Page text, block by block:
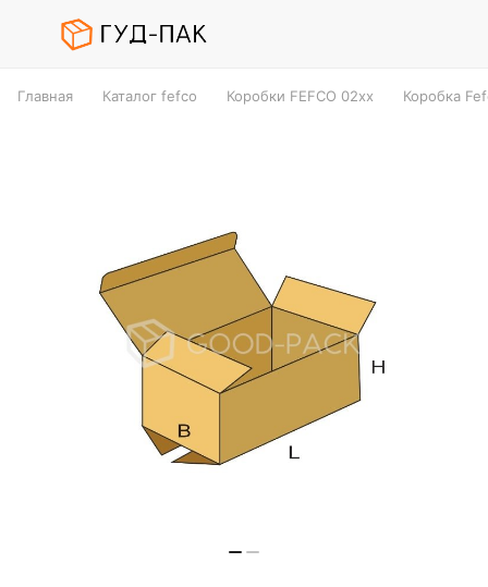
Главная Каталог fefco Коробки FEFCO 02xx Коробка